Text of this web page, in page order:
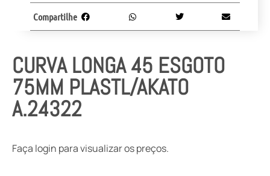
CURVA LONGA 45 ESGOTO
75MM PLASTL/AKATO
A.24322
Faça login para visualizar os preços.
Compartilhe